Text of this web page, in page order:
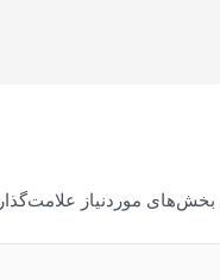
بخش‌های موردنیاز